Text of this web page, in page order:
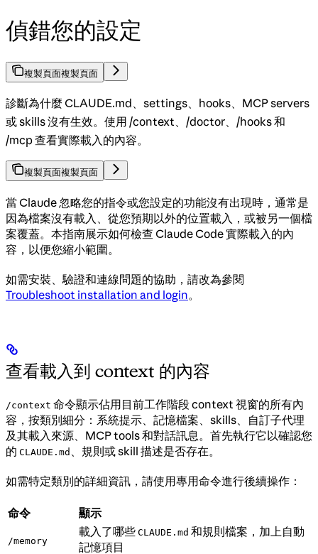
偵錯您的設定
複製頁面複製頁面
診斷為什麼 CLAUDE.md、settings、hooks、MCP servers
或 skills 沒有生效。使用 /context、/doctor、/hooks 和
/mcp 查看實際載入的內容。
複製頁面複製頁面
當 Claude 忽略您的指令或您設定的功能沒有出現時，通常是
因為檔案沒有載入、從您預期以外的位置載入，或被另一個檔
案覆蓋。本指南展示如何檢查 Claude Code 實際載入的內
容，以便您縮小範圍。
如需安裝、驗證和連線問題的協助，請改為參閱
Troubleshoot installation and login。
查看載入到 context 的內容
/context 命令顯示佔用目前工作階段 context 視窗的所有內
容，按類別細分：系統提示、記憶檔案、skills、自訂子代理
及其載入來源、MCP tools 和對話訊息。首先執行它以確認您
的 CLAUDE.md 、規則或 skill 描述是否存在。
如需特定類別的詳細資訊，請使用專用命令進行後續操作：
命令 顯示
/memory
載入了哪些 CLAUDE.md 和規則檔案，加上自動
記憶項目